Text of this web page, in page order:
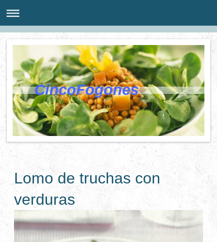
CincoFogones
Lomo de truchas con
verduras